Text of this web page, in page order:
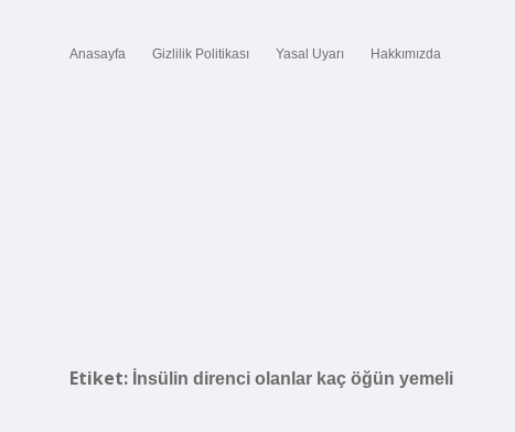
Anasayfa Gizlilik Politikası Yasal Uyarı Hakkımızda
Etiket: İnsülin direnci olanlar kaç öğün yemeli